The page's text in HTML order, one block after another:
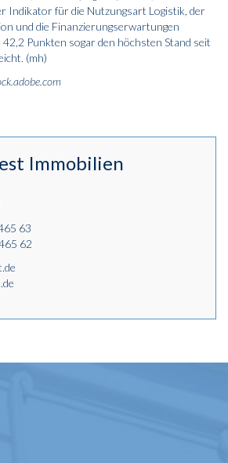
Indikator für die Nutzungsart Logistik, der
und die Finanzierungserwartungen
Punkten sogar den höchsten Stand seit
(mh)
Immobilien
63
62